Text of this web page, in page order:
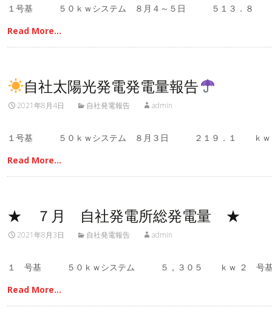
１号基 ５０ｋｗシステム ８月４～５日 ５１３．８
Read More…
自社太陽光発電発電量報告
2021年8月4日 自社発電報告 admin
１号基 ５０ｋｗシステム ８月３日 ２１９．１ ｋｗ
Read More…
★ ７月 自社発電所総発電量 ★
2021年8月3日 自社発電報告 admin
１ 号基 ５０ｋｗシステム ５，３０５ ｋｗ ２ 号
Read More…